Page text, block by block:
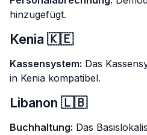
hinzugefügt.
Kenia 🇰🇪
Kassensystem: Das
in Kenia kompatibel.
Libanon 🇱🇧
Buchhaltung: Das